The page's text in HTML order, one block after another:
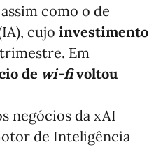
como o de
cujo investimento
Em
de wi-fivoltou
negócios da xAI
de Inteligência